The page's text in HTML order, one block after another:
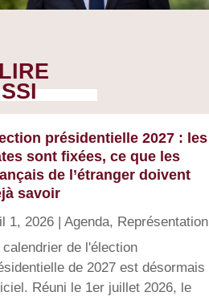
présidentielle 2027 : les
sont fixées, ce que les
de l’étranger doivent
savoir
1, 2026| Agenda, Représentation
calendrier de l'élection
de 2027 est désormais
Réuni le 1er juillet 2026, le